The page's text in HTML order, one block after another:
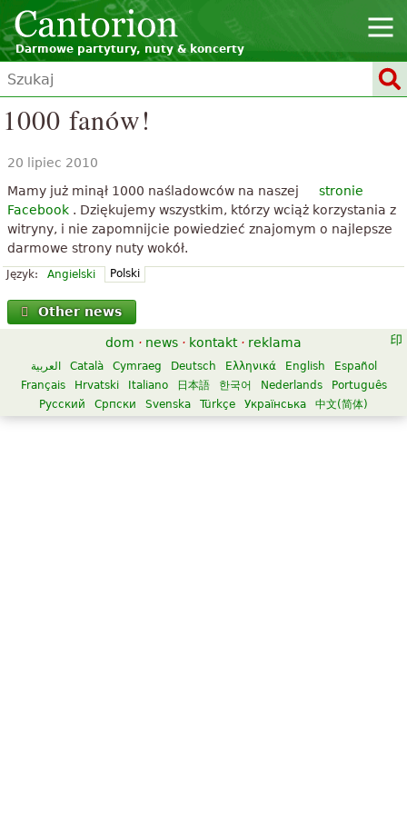
Darmowe partytury, nuty & koncerty
1000 fanów!
20 lipiec 2010
Mamy już minął 1000 naśladowców na naszej
stronie
Facebook . Dziękujemy wszystkim, którzy wciąż korzystania z
witryny, i nie zapomnijcie powiedzieć znajomym o najlepsze
darmowe strony nuty wokół.
Język: Angielski Polski
Other news
dom · news · kontakt · reklama
العربية Català Cymraeg Deutsch Ελληνικά English
Español
Français
Hrvatski Italiano 日本語 한국어 Nederlands
Português
Русский
Српски Svenska Türkçe Українська 中文(简体)